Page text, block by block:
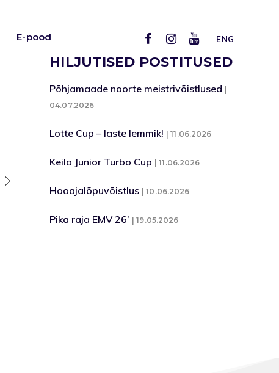
ENG
E-pood
HILJUTISED POSTITUSED
Põhjamaade noorte meistrivõistlused
04.07.2026
Lotte Cup – laste lemmik! 11.06.2026
Keila Junior Turbo Cup 11.06.2026
Hooajalõpuvõistlus 10.06.2026
Pika raja EMV 26’ 19.05.2026